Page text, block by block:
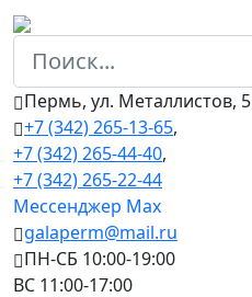
Пермь, ул. Металлистов, 5
+7 (342) 265-13-65,
+7 (342) 265-44-40,
+7 (342) 265-22-44
Мессенджер Мах
galaperm@mail.ru
ПН-СБ 10:00-19:00
ВС 11:00-17:00